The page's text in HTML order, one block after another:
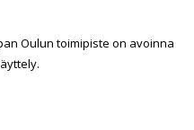
Oulun toimipiste on avoinna